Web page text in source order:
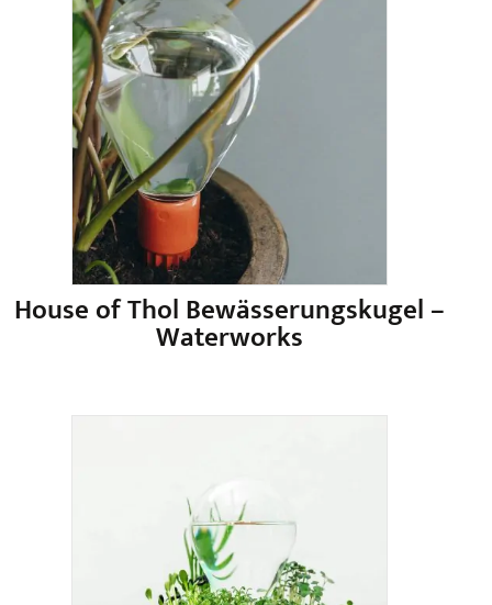
House of Thol Bewässerungskugel –
Waterworks
weist
auf.
Die
Optionen
können